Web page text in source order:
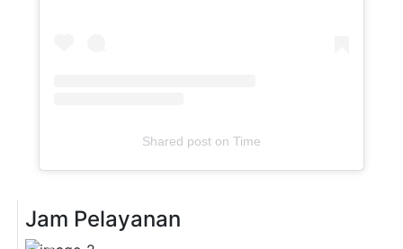
Shared poston Time
Jam Pelayanan